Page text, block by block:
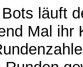
läuft
Mal ihr